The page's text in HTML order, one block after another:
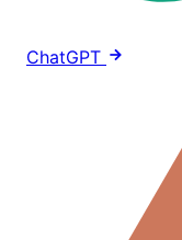
ChatGPT